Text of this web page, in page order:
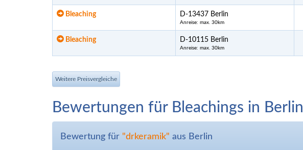
Bleaching D-13437 Berlin
Anreise: max. 30km
Bleaching D-10115 Berlin
Anreise: max. 30km
Weitere Preisvergleiche
Bewertungen für Bleachings in Berlin
Bewertung für "drkeramik" aus Berlin